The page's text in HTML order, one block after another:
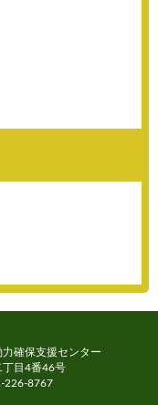
確保支援センター
目4番46号
226-8767